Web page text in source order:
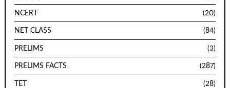
NCERT (20)
NET CLASS (84)
PRELIMS (3)
PRELIMS FACTS (287)
TET (28)